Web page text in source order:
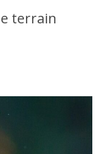
terrain